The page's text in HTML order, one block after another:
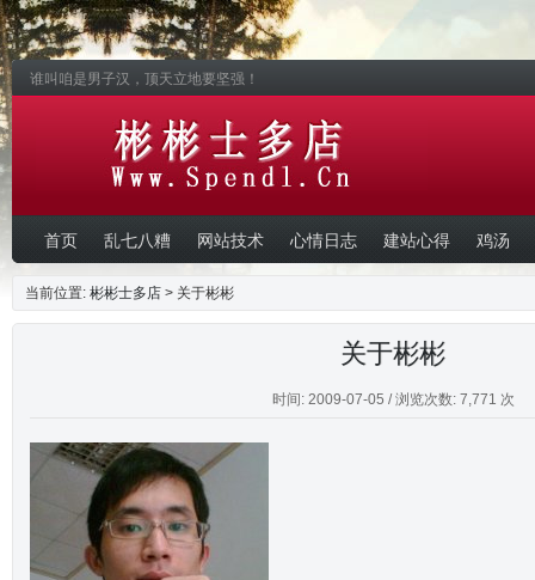
谁叫咱是男子汉，顶天立地要坚强！
首页 乱七八糟 网站技术 心情日志 建站心得 鸡汤
当前位置: 彬彬士多店 > 关于彬彬
关于彬彬
时间: 2009-07-05 / 浏览次数: 7,771 次